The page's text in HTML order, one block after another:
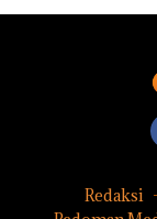
Redaksi